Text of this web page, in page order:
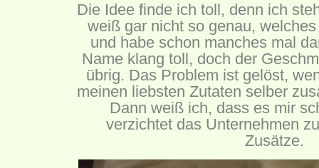
Die Idee finde ich toll, denn ich
weiß gar nicht so genau,
und habe schon manches mal
Name klang toll, doch der
übrig. Das Problem ist gelöst,
meinen liebsten Zutaten selber
Dann weiß ich, dass es mir
verzichtet das Unternehmen
Zusätze.